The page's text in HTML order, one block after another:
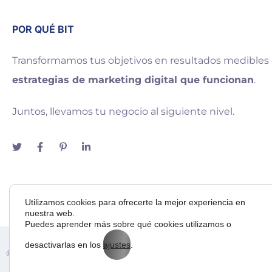
POR QUÉ BIT
Transformamos tus objetivos en resultados medibles
estrategias de marketing digital que funcionan.
Juntos, llevamos tu negocio al siguiente nivel.
© 2025 — Bit Way To Human Slu. desarrollado por
Utilizamos cookies para ofrecerte la mejor experiencia en
nuestra web.
Puedes aprender más sobre qué cookies utilizamos o
desactivarlas en los ajustes